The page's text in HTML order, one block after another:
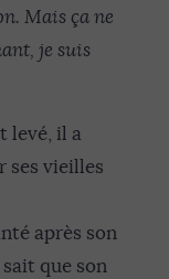
Mais ça ne
je suis
levé, il a
ses vieilles
après son
que son